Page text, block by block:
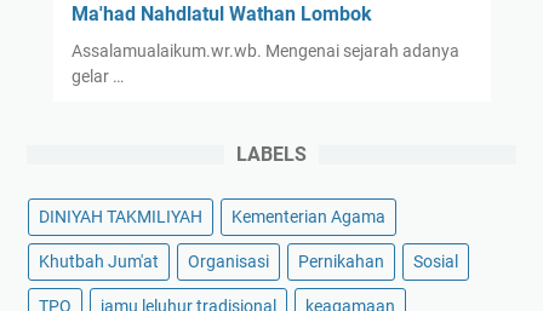
Ma'had Nahdlatul Wathan Lombok
Assalamualaikum.wr.wb. Mengenai sejarah adanya
gelar …
LABELS
DINIYAH TAKMILIYAH Kementerian Agama
Khutbah Jum'at Organisasi Pernikahan Sosial
TPQ jamu leluhur tradisional keagamaan